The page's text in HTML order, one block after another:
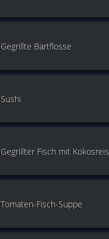
Gegrillte Bartflosse
Sushi
Gegrillter Fisch mit Kokosreis
Tomaten-Fisch-Suppe